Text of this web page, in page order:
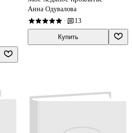
Анна Одувалова
· 13
Купить